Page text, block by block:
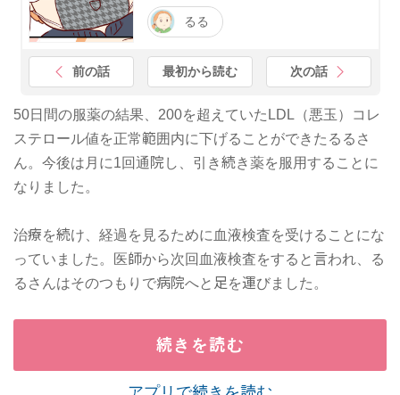
るる
前の話 最初から読む 次の話
50日間の服薬の結果、200を超えていたLDL（悪玉）コレ
ステロール値を正常範囲内に下げることができたるるさ
ん。今後は月に1回通院し、引き続き薬を服用することに
なりました。
治療を続け、経過を見るために血液検査を受けることにな
っていました。医師から次回血液検査をすると言われ、る
るさんはそのつもりで病院へと足を運びました。
続きを読む